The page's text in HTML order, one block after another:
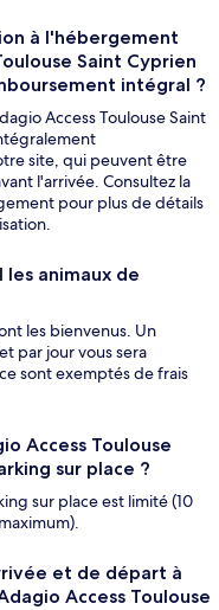
à l'hébergement
Saint Cyprien
intégral ?
Access Toulouse Saint
site, qui peuvent être
l'arrivée. Consultez la
pour plus de détails
animaux de
les bienvenus. Un
par jour vous sera
sont exemptés de frais
Access Toulouse
sur place ?
sur place est limité (10
et de départ à
Access Toulouse